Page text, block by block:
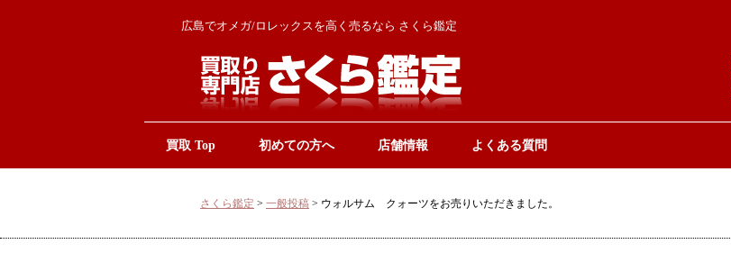
広島でオメガ/ロレックスを高く売るなら さくら鑑定
買取 Top 初めての方へ 店舗情報 よくある質問
さくら鑑定 > 一般投稿 > ウォルサム クォーツをお売りいただきました。